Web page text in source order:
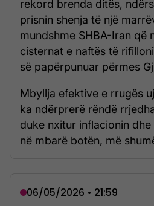
rekord brenda ditës,
prisnin shenja të një
mundshme SHBA-Iran që
cisternat e naftës të
së papërpunuar përmes
Mbyllja efektive e rrugës
ka ndërprerë rëndë
duke nxitur inflacionin
në mbarë botën, më
06/05/2026 • 21:59